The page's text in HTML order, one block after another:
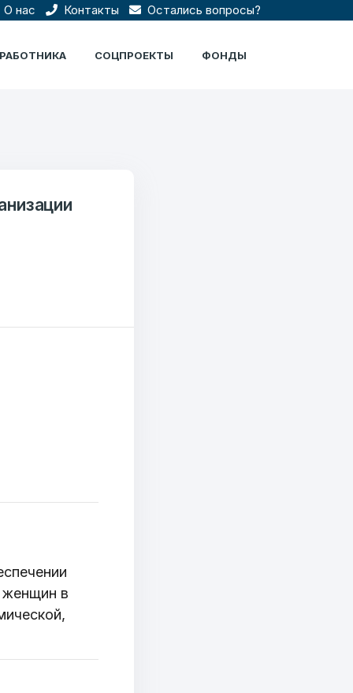
О нас Контакты Остались вопросы?
СОЦПРОЕКТЫ ФОНДЫ
в